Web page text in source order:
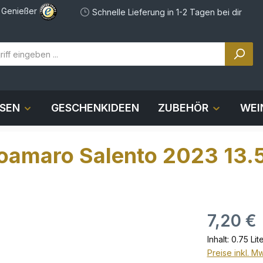
Schnelle Lieferung in 1-2 Tagen bei dir
GESCHENKIDEEN ZUBEHÖR
Salento 2023
7,20 €
Inhalt: 0.75
Preise inkl.